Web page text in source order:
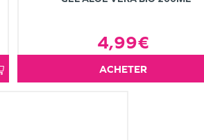
4,99€
ACHETER